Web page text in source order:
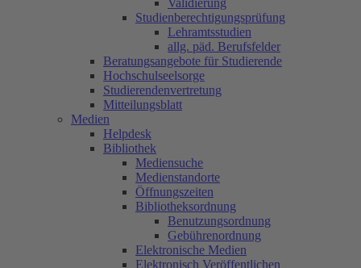
Studienberechtigungsprüfung
Lehramtsstudien
allg. päd. Berufsfelder
Beratungsangebote für Studierende
Hochschulseelsorge
Studierendenvertretung
Mitteilungsblatt
Medien
Helpdesk
Bibliothek
Mediensuche
Medienstandorte
Öffnungszeiten
Bibliotheksordnung
Benutzungsordnung
Gebührenordnung
Elektronische Medien
Elektronisch Veröffentlichen